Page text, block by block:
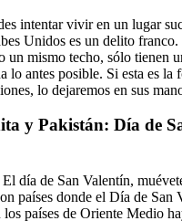
intentar vivir en un lugar
Unidos es un delito franco.
un mismo techo, sólo tienen
lo antes posible. Si esta es la
lo dejaremos en sus
y Pakistán: Día de
día de San Valentín,
países donde el Día de San
países de Oriente Medio